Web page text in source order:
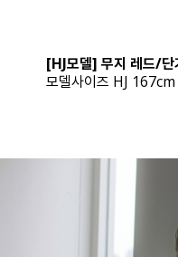
[HJ모델] 무지 레드/
모델사이즈 HJ